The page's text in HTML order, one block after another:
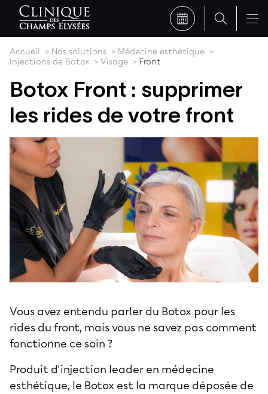
Accueil Nos solutions
Médecine esthétique
Injections de Botox
Visage Front
Botox Front : supprimer
les rides de votre front
Vous avez entendu parler du Botox pour les
rides du front, mais vous ne savez pas comment
fonctionne ce soin ?
Produit d'injection leader en médecine
esthétique, le Botox est la marque déposée de